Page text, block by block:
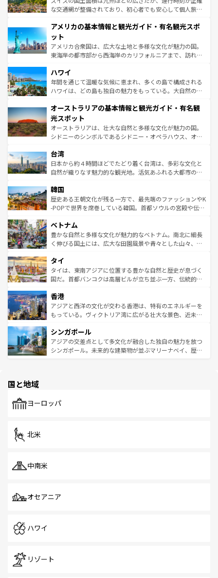
戦など、本場だからこそできる体験も豊富。イギリスを旅
ンツ一覧を参照してほしい。
な交通網が整備されており、初心者でも安心して個人旅行
の建物がそのまま残る町や、スイスならではのユニークな
博物館もあり、アルプス観光だけでなく町歩きも満喫する
ことができる。国民の所得が高いため物価も高いが、旅行
者向けの交通パス提供のサービスもあり、うまく活用すれ
着のスイス情報は
アメリカの基本情報と観光ガイド・有名観光スポ
ット
アメリカ合衆国は、広大な土地と多様な文化が魅力の国。
東海岸の都市部から西海岸のカリフォルニアまで、訪れる
のような巨大都市は、観光、ショッピング、エンターテイ
ンメントが詰まった刺激的なスポットだ。一方、アメリカ
西部には大自然が広がり、グランドキャニオンやイエロー
部のニューオーリンズでは、音楽と美食が融合した独特の
文化が魅力。旅行者はアメリカの各地域で異なる魅力を楽
しみながら、その多様性と豊かな歴史を感じることができ
るだろう。車でのロードトリップや列車の旅も、アメリカ
情報は
ハワイ
年間を通じて温暖な気候に恵まれ、多くの島で構成される
ハワイは、どの島も独自の魅力をもっている。大自然の神
ワイ島は見逃せない。また、定番の観光地といえばオアフ
島だが、静かな自然を求めるならマウイ島やカウアイ島が
おすすめ。エメラルドグリーンに輝く海をはじめ、豊かな
文化や歴史が息づいている。「アロハスピリット」と呼ば
人々、おいしいローカルフードやハワイアンミュージッ
ク、伝統的なフラダンスなど、すべてがハワイの魅力を彩
っている。訪れるたびに新しい発見と感動が待っているハ
はコンテンツ一覧
オーストラリアの基本情報と観光ガイド・有名観
光スポット
オーストラリアは、壮大な自然と多様な文化が魅力の国。
シドニーのシンボルであるシドニー・オペラハウス、オー
リアリーフや大陸中央部にそびえるウルル（エアーズロッ
ク）、タスマニアの美しい原生林やケアンズの熱帯雨林な
ど、見どころがたくさん。また、カフェやワイン、オージ
いる。アクティビティも充実しており、サーフィンやダイ
ビング、ハイキングなど、アウトドア好きにはたまらな
い。オーストラリアの多彩な魅力を存分に味わいつくそ
参照してほしい。
台湾
日本から約４時間ほどでたどり着く台湾は、多彩な文化と
自然が織りなす魅力的な観光地。活気あふれる大都市の台
ン）、静ひつな山岳地帯である台湾東部など、都市の喧騒
と山間の静けさが共存しており、訪れる人に新しい発見と
驚きをもたらしてくれる。また、奥深い台湾の食文化も魅
容にもいいと評判のスイーツなど、バラエティ豊かな料理
が味わえる。 なお、新着の台湾情報は コンテンツ一覧を参
照してほしい。
韓国
歴史ある王朝文化が残る一方で、最先端のファッションやK
-POPで世界を席巻している韓国。首都ソウルの宮殿や伝統
き、地方に足を延ばせば四季折々の自然美を楽しむことが
できる。そして、キムチや焼肉、絶品のストリートフード
まで、さまざまな韓国料理が待っている。夜には、韓国な
リティに包まれながら、韓国の多彩な魅力を心ゆくまで味
わってみてほしい。 なお、新着の韓国情報はコンテンツ一
覧を参照してほしい。
ベトナム
豊かな自然と多様な文化が魅力的なベトナム。南北に細長
く伸びる国土には、広大な田園風景や青々とした山々、世
急速な発展と共に伝統が息づく。ハノイの古い町並みやホ
ーチミン市のフランス統治時代の建物も、独特の雰囲気を
醸し出している。また、バラエティの豊かさとおいしさで
とつ。フォーやバインミー、ベトナムコーヒーなどは、ぜ
ひ現地で味わいたい。どの地域を訪れてもあたたかい人々
が旅行者を迎えてくれるので、きっと忘れられない旅にな
参照してほしい。
タイ
タイは、東南アジアに位置する豊かな自然と歴史が息づく
国だ。首都バンコクは高層ビルが立ち並ぶ一方、伝統的な
の活気が交差している。北部ではチェンマイなどの山岳地
帯で自然と触れ合い、南部ではプーケットやクラビの美し
いビーチでリゾート気分を楽しむことができる。タイ料理
激する。気候は一年中温暖で、どの季節にも異なる楽しみ
が待っている。親しみやすいタイの人々、仏教を中心とし
た文化、そして多様な観光資源が、訪れる旅人を魅了し続
香港
アジアと西洋の文化が交わる香港は、特有のエネルギーを
もっている。ヴィクトリア湾に広がる壮大な景色、近未来
み、どこを訪れても感動するはず。観光スポットが密集し
ており、効率よく見どころを回れるのも魅力。息をのむよ
うな絶景から文化的な体験まで、香港を存分に楽しみ尽く
シンガポール
アジアの交差点として多文化が融合した独自の魅力を放つ
シンガポール。未来的な建築物が並ぶマリーナベイ、歴史
で、ホーカーズは地元の風情を楽しめる外せないスポット
国と地域
ヨーロッパ
北米
中南米
オセアニア
ハワイ
リゾート